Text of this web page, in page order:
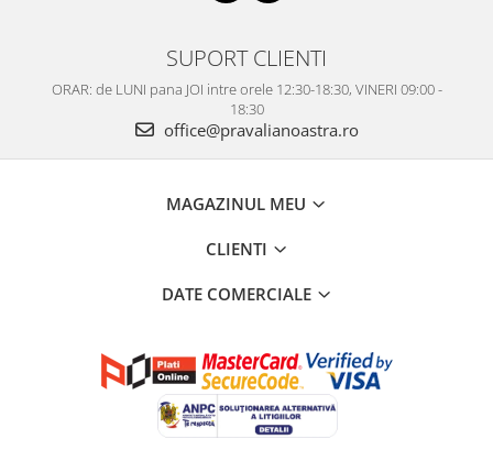
SUPORT CLIENTI
ORAR: de LUNI pana JOI intre orele 12:30-18:30, VINERI 09:00 -
18:30
office@pravalianoastra.ro
MAGAZINUL MEU
CLIENTI
DATE COMERCIALE